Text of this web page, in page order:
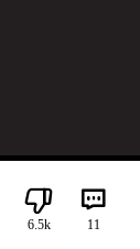
6.5k 11